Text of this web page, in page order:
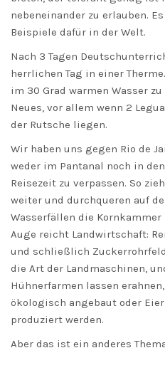
nebeneinander zu erlauben.
Beispiele dafür in der Welt.
Nach 3 Tagen
herrlichen Tag in einer
im 30 Grad warmen Wasser
Neues, vor allem wenn 2
der Rutsche liegen.
Wir haben uns gegen Rio de
weder im Pantanal noch in
Reisezeit zu verpassen. So
weiter und durchqueren auf
Wasserfällen die
Auge reicht Landwirtschaft:
und schließlich
die Art der Landmaschinen,
Hühnerfarmen lassen
ökologisch angebaut oder
produziert werden.
Aber das ist ein anderes